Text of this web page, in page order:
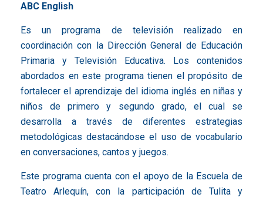
ABC English
Es un programa de televisión realizado en
coordinación con la Dirección General de Educación
Primaria y Televisión Educativa. Los contenidos
abordados en este programa tienen el propósito de
fortalecer el aprendizaje del idioma inglés en niñas y
niños de primero y segundo grado, el cual se
desarrolla a través de diferentes estrategias
metodológicas destacándose el uso de vocabulario
en conversaciones, cantos y juegos.
Este programa cuenta con el apoyo de la Escuela de
Teatro Arlequín, con la participación de Tulita y